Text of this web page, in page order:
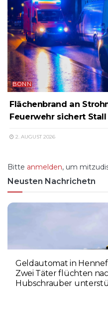
BONN
Flächenbrand an
Feuerwehr sichert
2. AUGUST 2026
Bitte anmelden, um
Neusten Nachrichetn
Geldautomat in
Zwei Täter flüchten
Hubschrauber